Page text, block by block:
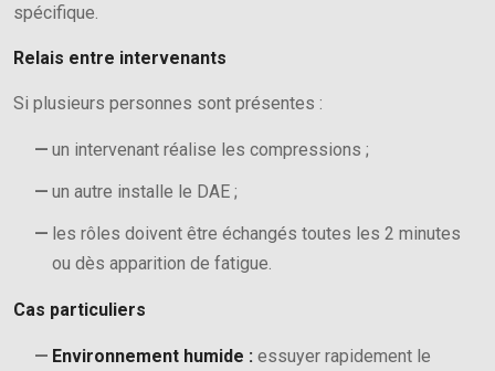
spécifique.
Relais entre intervenants
Si plusieurs personnes sont présentes :
un intervenant réalise les compressions ;
un autre installe le DAE ;
les rôles doivent être échangés toutes les 2 minutes
ou dès apparition de fatigue.
Cas particuliers
Environnement humide : essuyer rapidement le